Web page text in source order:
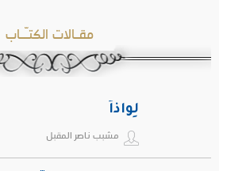
مقـالات الكتـّـاب
لِواذاً
مشبب ناصر المقبل